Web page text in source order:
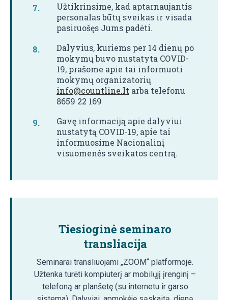
Užtikrinsime, kad aptarnaujantis
personalas būtų sveikas ir visada
pasiruošęs Jums padėti.
Dalyvius, kuriems per 14 dienų po
mokymų buvo nustatyta COVID-
19, prašome apie tai informuoti
mokymų organizatorių
info@countline.lt arba telefonu
8659 22 169
Gavę informaciją apie dalyviui
nustatytą COVID-19, apie tai
informuosime Nacionalinį
visuomenės sveikatos centrą.
Tiesioginė seminaro
transliacija
Seminarai transliuojami „ZOOM“ platformoje.
Užtenka turėti kompiuterį ar mobilųjį įrenginį –
telefoną ar planšetę (su internetu ir garso